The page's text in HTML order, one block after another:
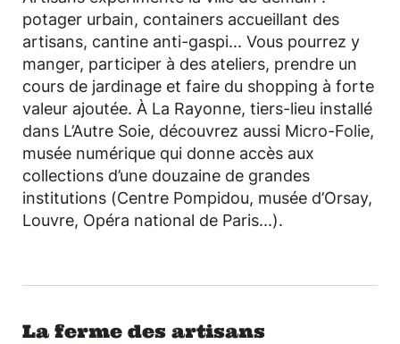
potager urbain, containers accueillant des
artisans, cantine anti-gaspi... Vous pourrez y
manger, participer à des ateliers, prendre un
cours de jardinage et faire du shopping à forte
valeur ajoutée. À La Rayonne, tiers-lieu installé
dans L’Autre Soie, découvrez aussi Micro-Folie,
musée numérique qui donne accès aux
collections d’une douzaine de grandes
institutions (Centre Pompidou, musée d’Orsay,
Louvre, Opéra national de Paris...).
La ferme des artisans